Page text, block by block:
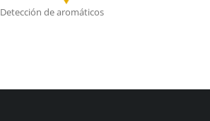
Detección de aromáticos